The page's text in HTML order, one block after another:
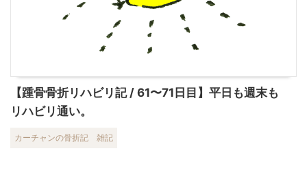
【踵骨骨折リハビリ記 / 61〜71日目】平日も週末も
リハビリ通い。
カーチャンの骨折記 雑記